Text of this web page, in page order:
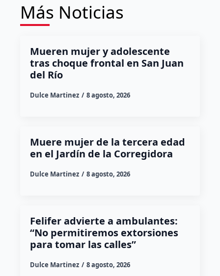
Más Noticias
Mueren mujer y adolescente
tras choque frontal en San Juan
del Río
Dulce Martinez 8 agosto, 2026
Muere mujer de la tercera edad
en el Jardín de la Corregidora
Dulce Martinez 8 agosto, 2026
Felifer advierte a ambulantes:
“No permitiremos extorsiones
para tomar las calles”
Dulce Martinez 8 agosto, 2026